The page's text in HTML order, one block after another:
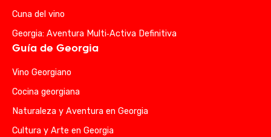
Cuna del vino
Georgia: Aventura Multi‑Activa Definitiva
Guía de Georgia
Vino Georgiano
Cocina georgiana
Naturaleza y Aventura en Georgia
Cultura y Arte en Georgia